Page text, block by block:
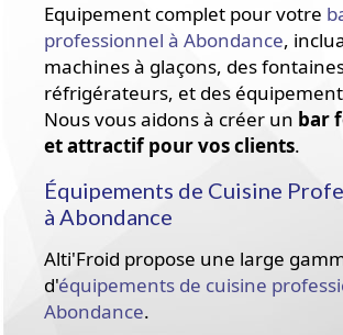
Equipement complet pour votre
professionnel à Abondance,
machines à glaçons, des
réfrigérateurs, et des
Nous vous aidons à créer un bar
et attractif pour vos clients.
Équipements de Cuisine
à Abondance
Alti'Froid propose une large
d'équipements de cuisine
Abondance.